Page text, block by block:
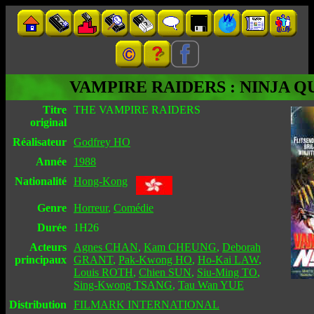
VAMPIRE RAIDERS : NINJA
Titre
original
THE VAMPIRE RAIDERS
Réalisateur Godfrey HO
Année
1988
Nationalité Hong-Kong
Genre Horreur, Comédie
Durée
1H26
Acteurs
principaux
Agnes CHAN, Kam CHEUNG, Deborah
GRANT, Pak-Kwong HO, Ho-Kai LAW,
Louis ROTH, Chien SUN, Siu-Ming TO,
Sing-Kwong TSANG, Tau Wan YUE
Distribution
FILMARK INTERNATIONAL